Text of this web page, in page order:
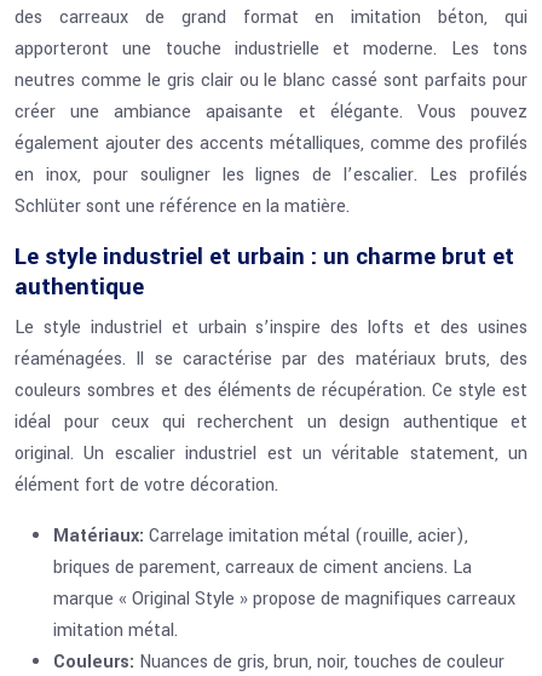
des carreaux de grand format en imitation béton, qui
apporteront une touche industrielle et moderne. Les tons
neutres comme le gris clair ou le blanc cassé sont parfaits pour
créer une ambiance apaisante et élégante. Vous pouvez
également ajouter des accents métalliques, comme des profilés
en inox, pour souligner les lignes de l’escalier. Les profilés
Schlüter sont une référence en la matière.
Le style industriel et urbain : un charme brut et
authentique
Le style industriel et urbain s’inspire des lofts et des usines
réaménagées. Il se caractérise par des matériaux bruts, des
couleurs sombres et des éléments de récupération. Ce style est
idéal pour ceux qui recherchent un design authentique et
original. Un escalier industriel est un véritable statement, un
élément fort de votre décoration.
Matériaux: Carrelage imitation métal (rouille, acier),
briques de parement, carreaux de ciment anciens. La
marque « Original Style » propose de magnifiques carreaux
imitation métal.
Couleurs: Nuances de gris, brun, noir, touches de couleur